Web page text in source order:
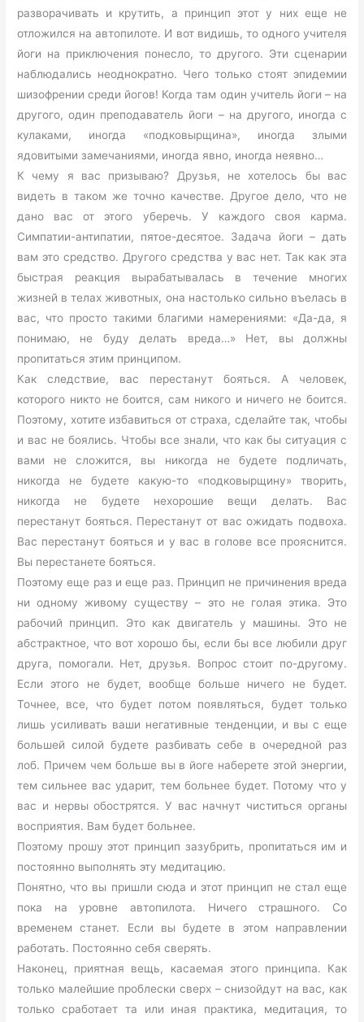
разворачивать и крутить, а принцип этот у них еще не
отложился на автопилоте. И вот видишь, то одного учителя
йоги на приключения понесло, то другого. Эти сценарии
наблюдались неоднократно. Чего только стоят эпидемии
шизофрении среди йогов! Когда там один учитель йоги – на
другого, один преподаватель йоги – на другого, иногда с
кулаками, иногда «подковырщина», иногда злыми
ядовитыми замечаниями, иногда явно, иногда неявно…
К чему я вас призываю? Друзья, не хотелось бы вас
видеть в таком же точно качестве. Другое дело, что не
дано вас от этого уберечь. У каждого своя карма.
Симпатии-антипатии, пятое-десятое. Задача йоги – дать
вам это средство. Другого средства у вас нет. Так как эта
быстрая реакция вырабатывалась в течение многих
жизней в телах животных, она настолько сильно въелась в
вас, что просто такими благими намерениями: «Да-да, я
понимаю, не буду делать вреда…» Нет, вы должны
пропитаться этим принципом.
Как следствие, вас перестанут бояться. А человек,
которого никто не боится, сам никого и ничего не боится.
Поэтому, хотите избавиться от страха, сделайте так, чтобы
и вас не боялись. Чтобы все знали, что как бы ситуация с
вами не сложится, вы никогда не будете подличать,
никогда не будете какую-то «подковырщину» творить,
никогда не будете нехорошие вещи делать. Вас
перестанут бояться. Перестанут от вас ожидать подвоха.
Вас перестанут бояться и у вас в голове все прояснится.
Вы перестанете бояться.
Поэтому еще раз и еще раз. Принцип не причинения вреда
ни одному живому существу – это не голая этика. Это
рабочий принцип. Это как двигатель у машины. Это не
абстрактное, что вот хорошо бы, если бы все любили друг
друга, помогали. Нет, друзья. Вопрос стоит по-другому.
Если этого не будет, вообще больше ничего не будет.
Точнее, все, что будет потом появляться, будет только
лишь усиливать ваши негативные тенденции, и вы с еще
большей силой будете разбивать себе в очередной раз
лоб. Причем чем больше вы в йоге наберете этой энергии,
тем сильнее вас ударит, тем больнее будет. Потому что у
вас и нервы обострятся. У вас начнут чиститься органы
восприятия. Вам будет больнее.
Поэтому прошу этот принцип зазубрить, пропитаться им и
постоянно выполнять эту медитацию.
Понятно, что вы пришли сюда и этот принцип не стал еще
пока на уровне автопилота. Ничего страшного. Со
временем станет. Если вы будете в этом направлении
работать. Постоянно себя сверять.
Наконец, приятная вещь, касаемая этого принципа. Как
только малейшие проблески сверх – снизойдут на вас, как
только сработает та или иная практика, медитация, то